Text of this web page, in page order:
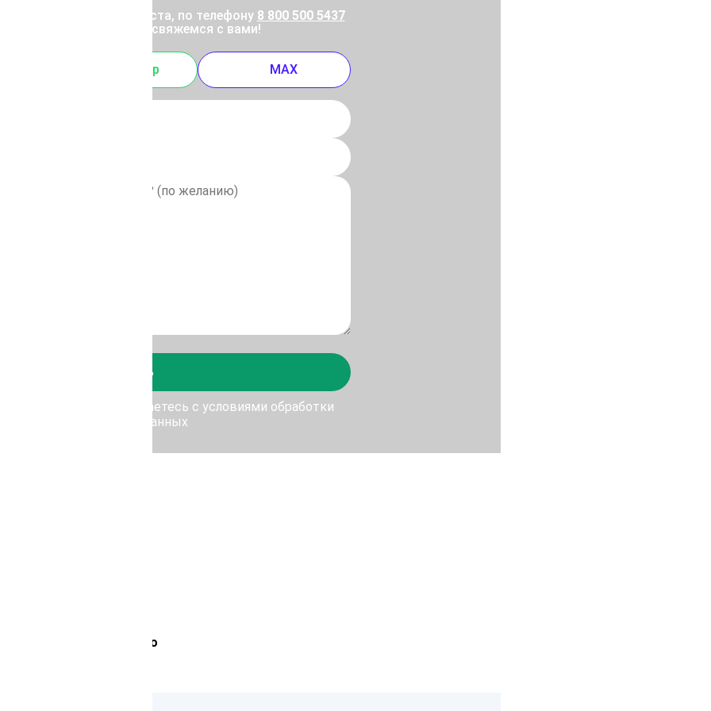
позвоните, пожалуйста, по телефону 8 800 500 5437
отправьте заявку, и мы свяжемся с вами!
Whatsapp MAX
Отправить
Отправить, Вы соглашаетесь с условиями обработки
персональных данных
Лемана Про